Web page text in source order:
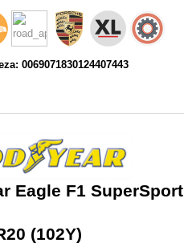
0069071830124407443
Eagle F1 SuperSport
(102Y)